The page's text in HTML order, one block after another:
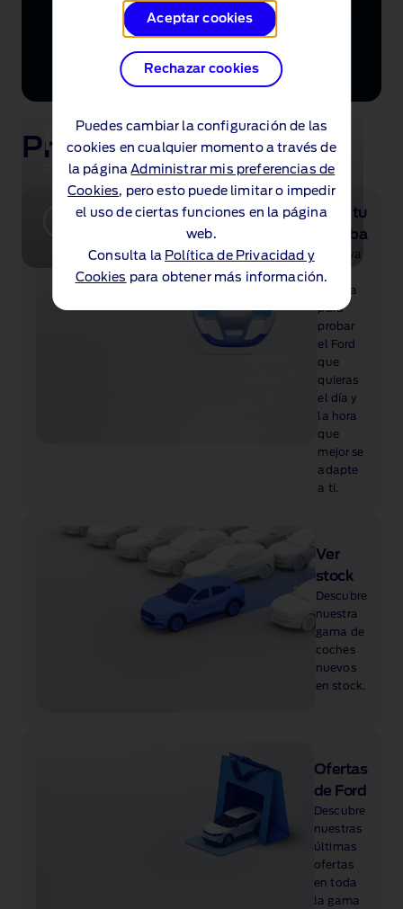
Aceptar cookies
Rechazar cookies
Puedes cambiar la configuración de las
cookies en cualquier momento a través de
la páginaAdministrar mis preferencias de
Cookies, pero esto puede limitar o impedir
el uso de ciertas funciones en la página
web.
Consulta la Política de Privacidad y
Cookies para obtener más información.
Ford Mustang GTD
Potencia de superdeportivo, alma de Mustang.
Próximos pasos
Pide tu
prueba
Reserva
una
prueba
para
probar
el Ford
que
quieras
el día y
la hora
que
mejor se
adapte
a ti.
Ver
stock
Descubre
nuestra
gama de
coches
nuevos
en stock.
Ofertas
de Ford
Descubre
nuestras
últimas
ofertas
en toda
la gama